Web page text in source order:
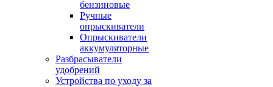
бензиновые
Ручные
опрыскиватели
Опрыскиватели
аккумуляторные
Разбрасыватели
удобрений
Устройства по уходу за